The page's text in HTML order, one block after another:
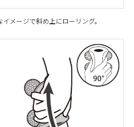
メージで斜め上にローリング。